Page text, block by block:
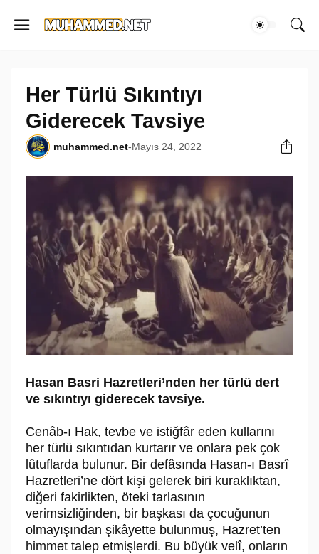
Her Türlü Sıkıntıyı
Giderecek Tavsiye
muhammed.net-Mayıs 24, 2022
Hasan Basri Hazretleri’nden her türlü dert
ve sıkıntıyı giderecek tavsiye.
Cenâb-ı Hak, tevbe ve istiğfâr eden kullarını
her türlü sıkıntıdan kurtarır ve onlara pek çok
lûtuflarda bulunur. Bir defâsında Hasan-ı Basrî
Hazretleri’ne dört kişi gelerek biri kuraklıktan,
diğeri fakirlikten, öteki tarlasının
verimsizliğinden, bir başkası da çocuğunun
olmayışından şikâyette bulunmuş, Hazret’ten
himmet talep etmişlerdi. Bu büyük velî, onların